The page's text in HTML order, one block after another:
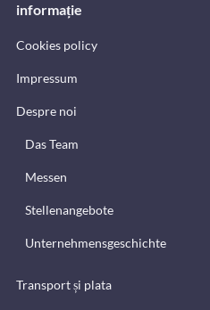
informație
Cookies policy
Impressum
Despre noi
Das Team
Messen
Stellenangebote
Unternehmensgeschichte
Transport și plata